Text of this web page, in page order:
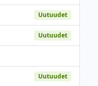
Uutuudet
Uutuudet
Uutuudet